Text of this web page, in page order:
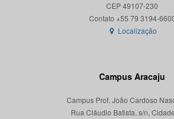
CEP 49107-230
Localização
Campus Aracaju
Campus Prof. João Cardoso
Rua Cláudio Batista, s/n,